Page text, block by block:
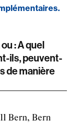
: A quel
ils, peuvent-
de manière
Bern, Bern